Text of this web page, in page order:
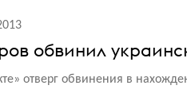
обвинил
отверг обвинения в